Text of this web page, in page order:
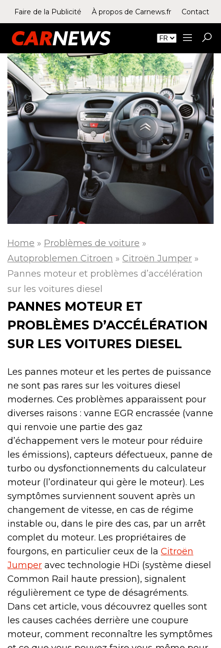
Faire de la Publicité À propos de Carnews.fr Contact
Home » Problèmes de voiture »
Autoproblemen Citroen » Citroën Jumper »
Pannes moteur et problèmes d’accélération
sur les voitures diesel
PANNES MOTEUR ET
PROBLÈMES D’ACCÉLÉRATION
SUR LES VOITURES DIESEL
Les pannes moteur et les pertes de puissance
ne sont pas rares sur les voitures diesel
modernes. Ces problèmes apparaissent pour
diverses raisons : vanne EGR encrassée (vanne
qui renvoie une partie des gaz
d’échappement vers le moteur pour réduire
les émissions), capteurs défectueux, panne de
turbo ou dysfonctionnements du calculateur
moteur (l’ordinateur qui gère le moteur). Les
symptômes surviennent souvent après un
changement de vitesse, en cas de régime
instable ou, dans le pire des cas, par un arrêt
complet du moteur. Les propriétaires de
fourgons, en particulier ceux de la Citroën
Jumper avec technologie HDi (système diesel
Common Rail haute pression), signalent
régulièrement ce type de désagréments.
Dans cet article, vous découvrez quelles sont
les causes cachées derrière une coupure
moteur, comment reconnaître les symptômes